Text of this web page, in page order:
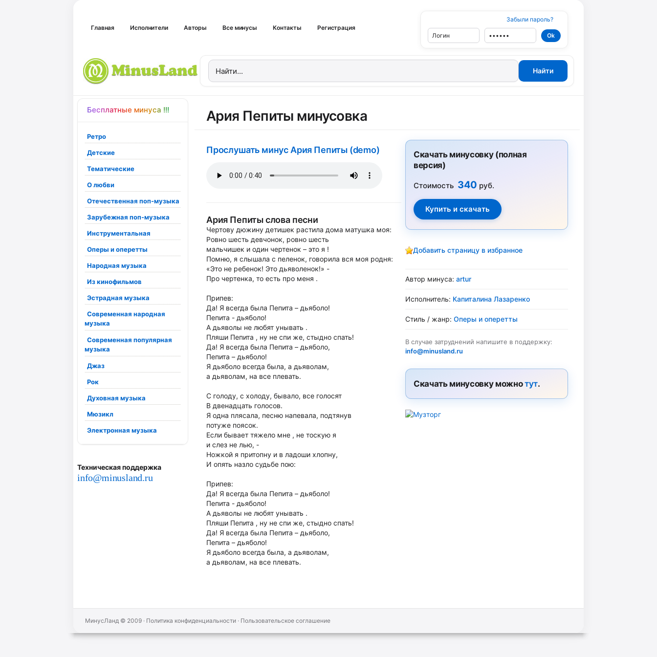
Главная Исполнители Авторы Все минусы Контакты Регистрация
Забыли пароль?
Бесплатные минуса !!!
Ретро
Детские
Тематические
О любви
Отечественная поп-музыка
Зарубежная поп-музыка
Инструментальная
Оперы и оперетты
Народная музыка
Из кинофильмов
Эстрадная музыка
Современная народная
музыка
Современная популярная
музыка
Джаз
Рок
Духовная музыка
Мюзикл
Электронная музыка
Техническая поддержка
info@minusland.ru
Ария Пепиты минусовка
Прослушать минус Ария Пепиты (demo)
Ария Пепиты слова песни
Чертову дюжину детишек растила дома матушка моя:
Ровно шесть девчонок, ровно шесть
мальчишек и один чертенок – это я !
Помню, я слышала с пеленок, говорила вся моя родня:
«Это не ребенок! Это дьяволенок!» -
Про чертенка, то есть про меня .
Припев:
Да! Я всегда была Пепита – дьяболо!
Пепита - дьяболо!
А дьяволы не любят унывать .
Пляши Пепита , ну не спи же, стыдно спать!
Да! Я всегда была Пепита – дьяболо,
Пепита – дьяболо!
Я дьяболо всегда была, а дьяволам,
а дьяволам, на все плевать.
С голоду, с холоду, бывало, все голосят
В двенадцать голосов.
Я одна плясала, песню напевала, подтянув
потуже поясок.
Если бывает тяжело мне , не тоскую я
и слез не лью, -
Ножкой я притопну и в ладоши хлопну,
И опять назло судьбе пою:
Припев:
Да! Я всегда была Пепита – дьяболо!
Пепита - дьяболо!
А дьяволы не любят унывать .
Пляши Пепита , ну не спи же, стыдно спать!
Да! Я всегда была Пепита – дьяболо,
Пепита – дьяболо!
Я дьяболо всегда была, а дьяволам,
а дьяволам, на все плевать.
Скачать минусовку (полная
версия)
Стоимость 340 руб.
Добавить страницу в избранное
Автор минуса: artur
Исполнитель: Капиталина Лазаренко
Стиль / жанр: Оперы и оперетты
В случае затруднений напишите в поддержку:
info@minusland.ru
Скачать минусовку можнотут.
МинусЛанд © 2009 · Политика конфиденциальности · Пользовательское соглашение